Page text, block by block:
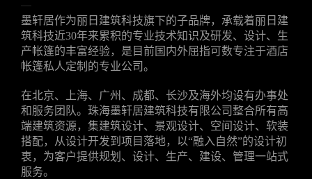
墨轩居作为丽日建筑科技旗下的子品牌，承载着丽日建
筑科技近30年来累积的专业技术知识及研发、设计、生
产帐篷的丰富经验，是目前国内外屈指可数专注于酒店
帐篷私人定制的专业公司。
在北京、上海、广州、成都、长沙及海外均设有办事处
和服务团队。珠海墨轩居建筑科技有限公司整合所有高
端建筑资源，集建筑设计、景观设计、空间设计、软装
搭配，从设计开发到项目落地，以“融入自然”的设计初
衷，为客户提供规划、设计、生产、建设、管理一站式
服务。